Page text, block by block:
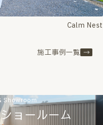
Calm Nest
施工事例一覧
Showroom
ョールーム